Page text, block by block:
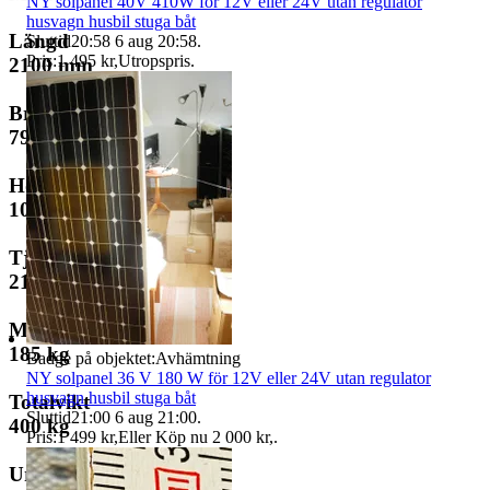
Längd
2100 mm
Bredd
790 mm
Höjd
1050 mm
Tjänstevikt (faktisk vikt)
215 kg
Max lastvikt
185 kg
Totalvikt
400 kg
Ursprunglig totalvikt
husvagn husbil stuga båt
Sluttid20:58 6 aug 20:58.
Pris:1 495 kr,Utropspris.
Badge på objektet:Avhämtning
NY solpanel 36 V 180 W för 12V eller 24V utan regulator
husvagn husbil stuga båt
Sluttid21:00 6 aug 21:00.
Pris:1 499 kr,Eller Köp nu 2 000 kr,.